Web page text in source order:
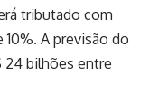
tributado com
A previsão do
24 bilhões entre